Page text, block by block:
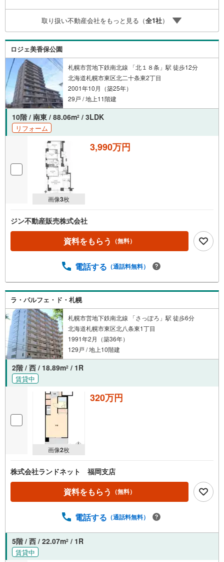
取り扱い不動産会社をもっと見る（全1社）
ロジェ美香保公園
札幌市営地下鉄南北線 「北１８条」駅 徒歩12分
北海道札幌市東区北二十条東2丁目
2001年10月（築25年）
29戸 / 地上11階建
10階 / 南東 / 88.06m2 / 3LDK
リフォーム
画像3枚
3,990万円
ジン不動産販売株式会社
資料をもらう （無料）
電話する （通話料無料）
ラ・パルフェ・ド・札幌
札幌市営地下鉄南北線 「さっぽろ」駅 徒歩6分
北海道札幌市東区北八条東1丁目
1991年2月（築36年）
129戸 / 地上10階建
2階 / 西 / 18.89m2 / 1R
賃貸中
画像2枚
320万円
株式会社ランドネット 福岡支店
資料をもらう （無料）
電話する （通話料無料）
5階 / 西 / 22.07m2 / 1R
賃貸中